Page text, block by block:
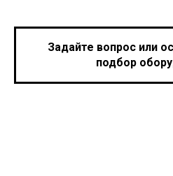
Задайте вопрос или
подбор